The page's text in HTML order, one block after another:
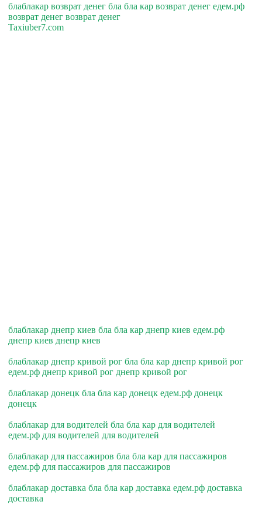
блаблакар возврат денег бла бла кар возврат денег едем.рф
возврат денег возврат денег
Taxiuber7.com
блаблакар днепр киев бла бла кар днепр киев едем.рф
днепр киев днепр киев
блаблакар днепр кривой рог бла бла кар днепр кривой рог
едем.рф днепр кривой рог днепр кривой рог
блаблакар донецк бла бла кар донецк едем.рф донецк
донецк
блаблакар для водителей бла бла кар для водителей
едем.рф для водителей для водителей
блаблакар для пассажиров бла бла кар для пассажиров
едем.рф для пассажиров для пассажиров
блаблакар доставка бла бла кар доставка едем.рф доставка
доставка